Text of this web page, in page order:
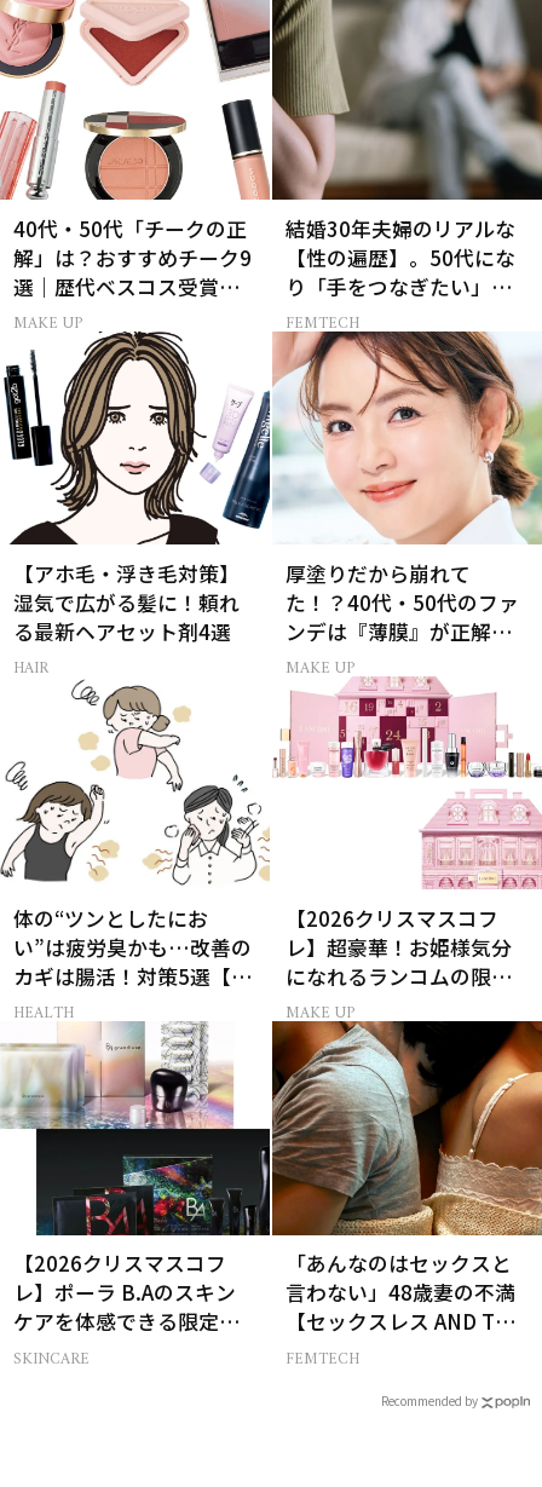
40代・50代「チークの正
解」は？おすすめチーク9
選｜歴代ベスコス受賞ま
とめ＆正しい使い方
MAKE UP
結婚30年夫婦のリアルな
【性の遍歴】。50代にな
り「手をつなぎたい」と
願う理由とは
FEMTECH
【アホ毛・浮き毛対策】
湿気で広がる髪に！頼れ
る最新ヘアセット剤4選
HAIR
厚塗りだから崩れて
た！？40代・50代のファ
ンデは『薄膜』が正解で
した
MAKE UP
体の“ツンとしたにお
い”は疲労臭かも…改善の
カギは腸活！対策5選【医
師監修】
HEALTH
【2026クリスマスコフ
レ】超豪華！お姫様気分
になれるランコムの限定
コスメキット
MAKE UP
【2026クリスマスコフ
レ】ポーラ B.Aのスキン
ケアを体感できる限定コ
フレが登場
SKINCARE
「あんなのはセックスと
言わない」48歳妻の不満
【セックスレス AND THE
CITY -女たちの告白-】
FEMTECH
Recommended by